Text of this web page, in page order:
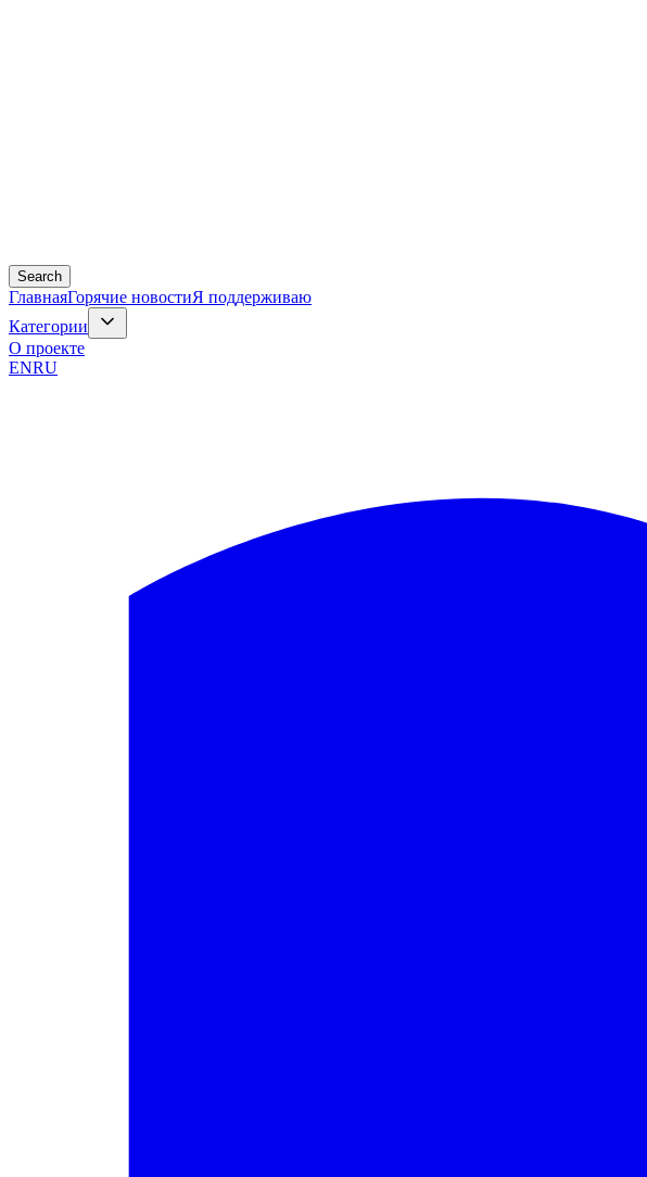
Search
ГлавнаяГорячие новостиЯ поддерживаю
Категории
О проекте
ENRU